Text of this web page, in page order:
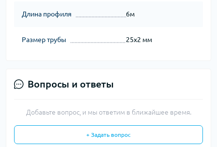
Длина профиля 6м
Размер трубы 25х2 мм
Вопросы и ответы
Добавьте вопрос, и мы ответим в ближайшее время.
+ Задать вопрос